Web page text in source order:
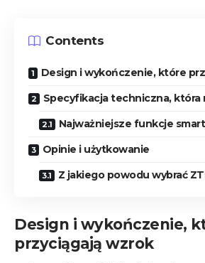
Contents
Design i wykończenie, które
Specyfikacja techniczna, która
Najważniejsze funkcje
Opinie i użytkowanie
Z jakiego powodu wybrać
Design i wykończenie,
przyciągają wzrok